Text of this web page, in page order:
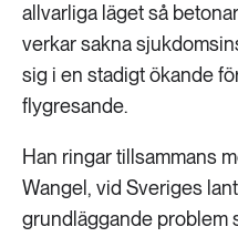
allvarliga läget så
verkar sakna
sig i en stadigt ökande
flygresande.
Han ringar tillsammans
Wangel, vid Sveriges
grundläggande problem